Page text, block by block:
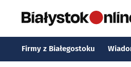
Firmy z Białegostoku